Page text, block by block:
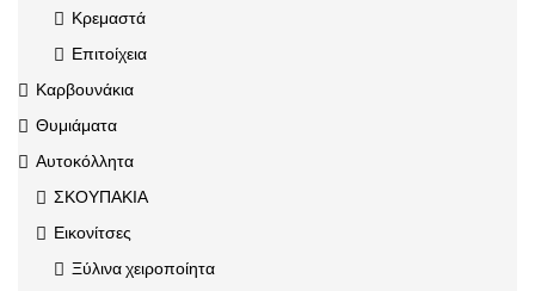
Κρεμαστά
Επιτοίχεια
Καρβουνάκια
Θυμιάματα
Αυτοκόλλητα
ΣΚΟΥΠΑΚΙΑ
Εικονίτσες
Ξύλινα χειροποίητα